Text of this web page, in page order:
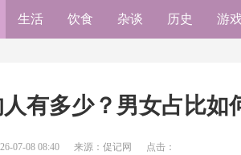
生活 饮食 杂谈 历史 游戏
有多少？男女占比如
07-08 08:40 来源：促记网 点击：